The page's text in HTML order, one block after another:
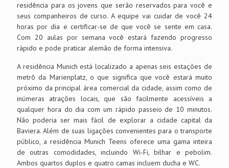
residência para os jovens que serão reservados para você e
seus companheiros de curso. A equipe vai cuidar de você 24
horas por dia e certificar-se de que você se sente em casa.
Com 20 aulas por semana você estará fazendo progresso
rápido e pode praticar alemão de forma intensiva.
A residência Munich está localizado a apenas seis estações de
metrô da Marienplatz, o que significa que você estará muito
próximo da principal área comercial da cidade, assim como de
inúmeras atrações locais, que são facilmente acessíveis a
qualquer hora do dia com um rápido passeio de 10 minutos.
Não poderia ser mais fácil de explorar a cidade capital da
Baviera. Além de suas ligações convenientes para o transporte
público, a residência Munich Teens oferece uma gama inteira
de outras comodidades, incluindo Wi-Fi, bilhar e pebolim.
Ambos quartos duplos e quatro camas incluem ducha e WC.